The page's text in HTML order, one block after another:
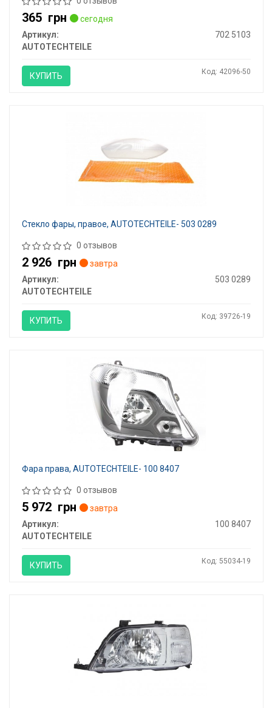
365 грн
сегодня
Артикул:
702 5103
AUTOTECHTEILE
КУПИТЬ Код: 42096-50
Стекло фары, правое, AUTOTECHTEILE- 503 0289
0 отзывов
2 926 грн
завтра
Артикул:
503 0289
AUTOTECHTEILE
КУПИТЬ Код: 39726-19
Фара права, AUTOTECHTEILE- 100 8407
0 отзывов
5 972 грн
завтра
Артикул:
100 8407
AUTOTECHTEILE
КУПИТЬ Код: 55034-19